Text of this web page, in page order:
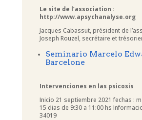
Le site de l’association :
http://www.apsychanalyse.org
Jacques Cabassut, président de
Joseph Rouzel, secrétaire et
Seminario Marcelo
Barcelone
Intervenciones en las psicosis
Inicio 21 septiembre 2021 fechas :
15 dias de 9:30 a 11:00 hs
34019